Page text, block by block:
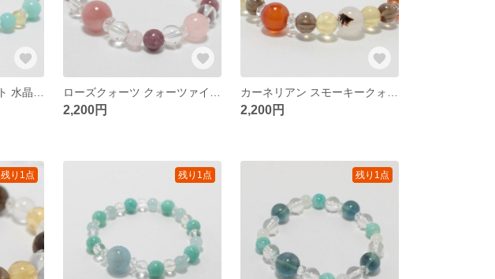
2,200円 2,200円
残り1点 残り1点 残り1点